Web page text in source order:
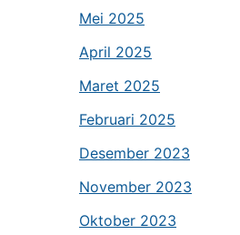
Mei 2025
April 2025
Maret 2025
Februari 2025
Desember 2023
November 2023
Oktober 2023